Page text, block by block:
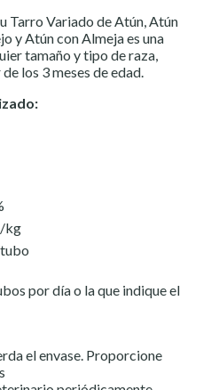
Tarro Variado de Atún, Atún
y Atún con Almeja es una
tamaño y tipo de raza,
los 3 meses de edad.
kg
por día o la que indique el
el envase. Proporcione